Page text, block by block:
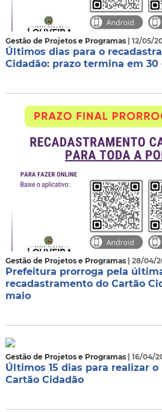
Gestão de Projetos e Programas | 12/05/
Últimos dias para o
Cidadão: prazo termina em 30
Gestão de Projetos e Programas | 28/04/
Prefeitura prorroga pela
recadastramento do Cartão
maio
Gestão de Projetos e Programas | 16/04/
Últimos 15 dias para realizar
Cartão Cidadão